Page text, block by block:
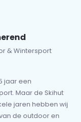
& Wintersport
jaar een
Maar de Skihut
jaren hebben wij
de outdoor en